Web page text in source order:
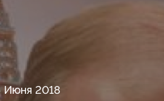
Июня 2018